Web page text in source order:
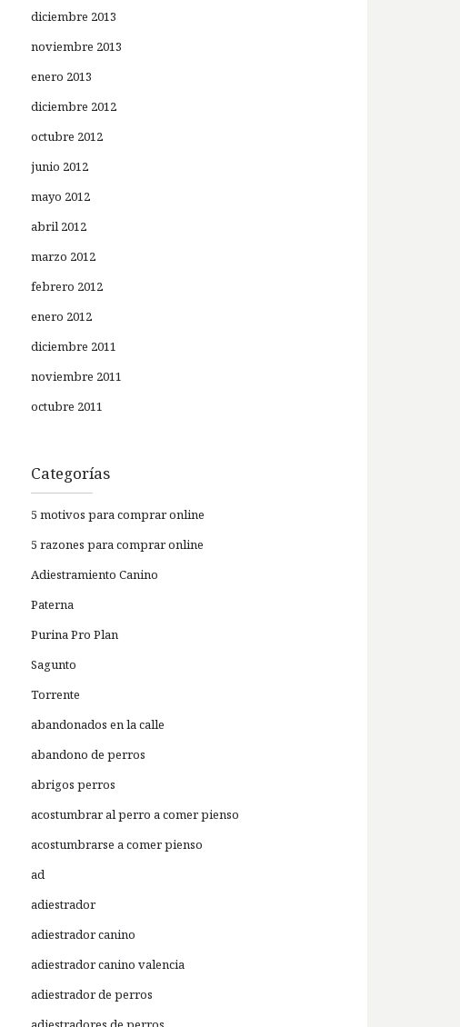
diciembre 2013
noviembre 2013
enero 2013
diciembre 2012
octubre 2012
junio 2012
mayo 2012
abril 2012
marzo 2012
febrero 2012
enero 2012
diciembre 2011
noviembre 2011
octubre 2011
Categorías
5 motivos para comprar online
5 razones para comprar online
Adiestramiento Canino
Paterna
Purina Pro Plan
Sagunto
Torrente
abandonados en la calle
abandono de perros
abrigos perros
acostumbrar al perro a comer pienso
acostumbrarse a comer pienso
ad
adiestrador
adiestrador canino
adiestrador canino valencia
adiestrador de perros